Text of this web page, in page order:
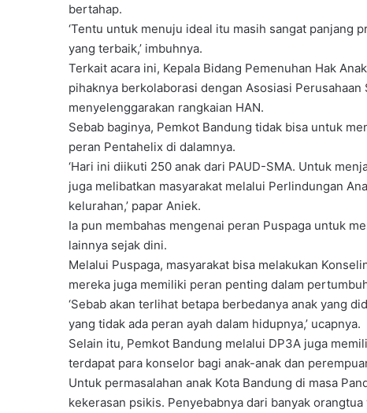
bertahap.
‘Tentu untuk menuju ideal itu masih sangat panjang
yang terbaik,’ imbuhnya.
Terkait acara ini, Kepala Bidang Pemenuhan Hak
pihaknya berkolaborasi dengan Asosiasi
menyelenggarakan rangkaian HAN.
Sebab baginya, Pemkot Bandung tidak bisa untuk
peran Pentahelix di dalamnya.
‘Hari ini diikuti 250 anak dari PAUD-SMA. Untuk
juga melibatkan masyarakat melalui Perlindungan
kelurahan,’ papar Aniek.
Ia pun membahas mengenai peran Puspaga untuk
lainnya sejak dini.
Melalui Puspaga, masyarakat bisa melakukan
mereka juga memiliki peran penting dalam
‘Sebab akan terlihat betapa berbedanya anak yang
yang tidak ada peran ayah dalam hidupnya,’ ucapnya.
Selain itu, Pemkot Bandung melalui DP3A juga
terdapat para konselor bagi anak-anak dan
Untuk permasalahan anak Kota Bandung di masa
kekerasan psikis. Penyebabnya dari banyak